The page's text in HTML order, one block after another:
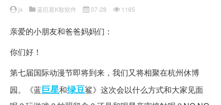
jx 蓝巨星K歌软件 07-28 1165
亲爱的小朋友和爸爸妈妈们：
你们好！
第七届国际动漫节即将到来，我们又将相聚在杭州休博
园。《蓝巨星和绿豆鲨》这次会以什么方式和大家见面